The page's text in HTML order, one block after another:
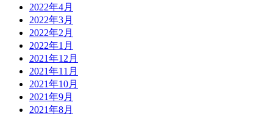
2022年4月
2022年3月
2022年2月
2022年1月
2021年12月
2021年11月
2021年10月
2021年9月
2021年8月